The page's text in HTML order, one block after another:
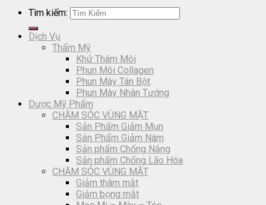
Tìm kiếm:
Dịch Vụ
Thẩm Mỹ
Khử Thâm Môi
Phun Môi Collagen
Phun Mày Tán Bột
Phun Mày Nhân Tướng
Dược Mỹ Phẩm
CHĂM SÓC VÙNG MẶT
Sản Phẩm Giảm Mụn
Sản Phẩm Giảm Nám
Sản phẩm Chống Nắng
Sản phẩm Chống Lão Hóa
CHĂM SÓC VÙNG MẮT
Giảm thâm mắt
Giảm bọng mắt